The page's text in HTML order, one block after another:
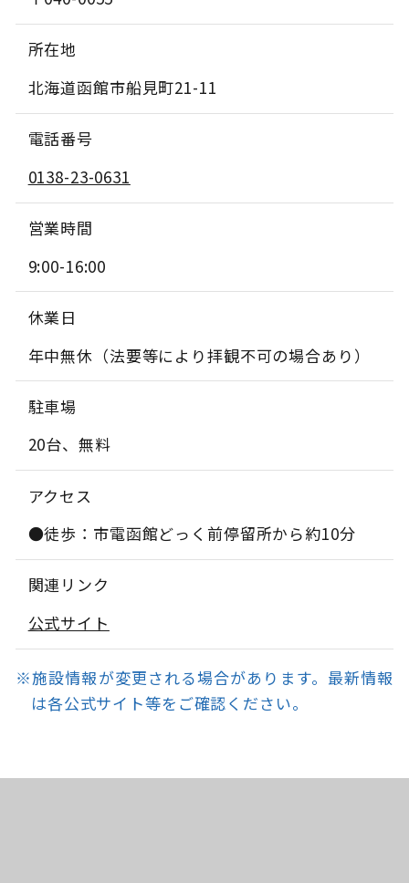
所在地
北海道函館市船見町21-11
電話番号
0138-23-0631
営業時間
9:00-16:00
休業日
年中無休（法要等により拝観不可の場合あり）
駐車場
20台、無料
アクセス
●徒歩：市電函館どっく前停留所から約10分
関連リンク
公式サイト
※施設情報が変更される場合があります。最新情報
は各公式サイト等をご確認ください。